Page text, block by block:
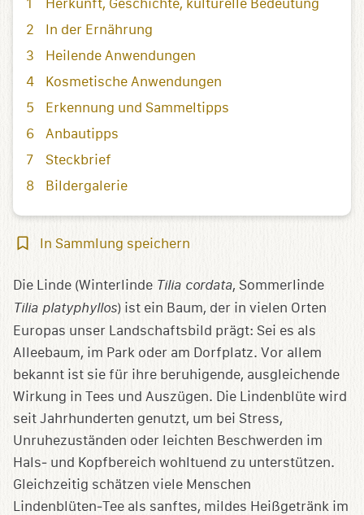
Herkunft, Geschichte, kulturelle Bedeutung
In der Ernährung
Heilende Anwendungen
Kosmetische Anwendungen
Erkennung und Sammeltipps
Anbautipps
Steckbrief
Bildergalerie
In
speichern
In Sammlung speichern
Die Linde (Winterlinde Tilia cordata, Sommerlinde
Tilia platyphyllos) ist ein Baum, der in vielen Orten
Europas unser Landschaftsbild prägt: Sei es als
Alleebaum, im Park oder am Dorfplatz. Vor allem
bekannt ist sie für ihre beruhigende, ausgleichende
Wirkung in Tees und Auszügen. Die Lindenblüte wird
seit Jahrhunderten genutzt, um bei Stress,
Unruhezuständen oder leichten Beschwerden im
Hals‑ und Kopfbereich wohltuend zu unterstützen.
Gleichzeitig schätzen viele Menschen
Lindenblüten‑Tee als sanftes, mildes Heißgetränk im